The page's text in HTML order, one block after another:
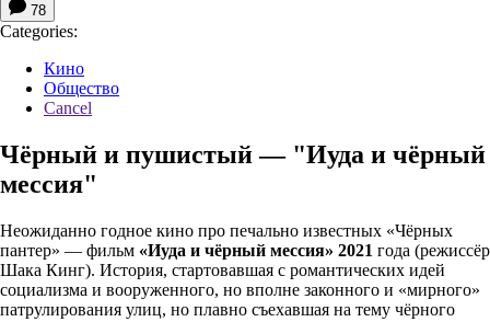
78
Categories:
Кино
Общество
Cancel
Чёрный и пушистый — "Иуда и чёрный
мессия"
Неожиданно годное кино про печально известных «Чёрных
пантер» — фильм «Иуда и чёрный мессия» 2021 года (режиссёр
Шака Кинг). История, стартовавшая с романтических идей
социализма и вооруженного, но вполне законного и «мирного»
патрулирования улиц, но плавно съехавшая на тему чёрного